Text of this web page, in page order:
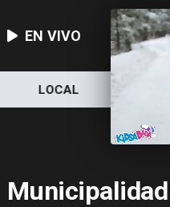
EN VIVO
LOCAL